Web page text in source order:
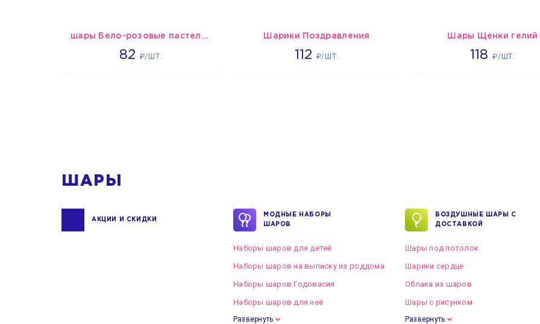
шары Бело-розовые пастельные
82 ₽/ШТ.
1637 Шарики Поздравления
112 ₽/ШТ.
1718 Шары Щенки гелий
118₽/ШТ.
1862
ШАРЫ
АКЦИИ И СКИДКИ
МОДНЫЕ НАБОРЫ
ШАРОВ
Наборы шаров для детей
Наборы шаров на выписку из роддома
Наборы шаров Годовасия
Наборы шаров для неё
Развернуть
ВОЗДУШНЫЕ ШАРЫ С
ДОСТАВКОЙ
Шары под потолок
Шарики сердце
Облака из шаров
Шары с рисунком
Развернуть